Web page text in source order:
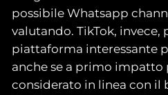
possibile Whatsapp
valutando. TikTok, invece,
piattaforma interessante
anche se a primo impatto
considerato in linea con il